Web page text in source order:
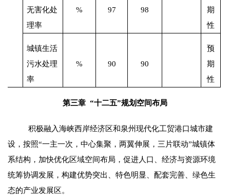
无害化处
理率
% 97 98
期
性
城镇生活
污水处理
率
% 90 90
预
期
性
第三章 “十二五”规划空间布局
积极融入海峡西岸经济区和泉州现代化工贸港口城市建
设，按照“一主一次，中心集聚，两翼伸展，三片联动”城镇体
系结构，加快优化区域空间布局，促进人口、经济与资源环境
统筹协调发展，构建优势突出、特色明显、配套完善、绿色生
态的产业发展区。